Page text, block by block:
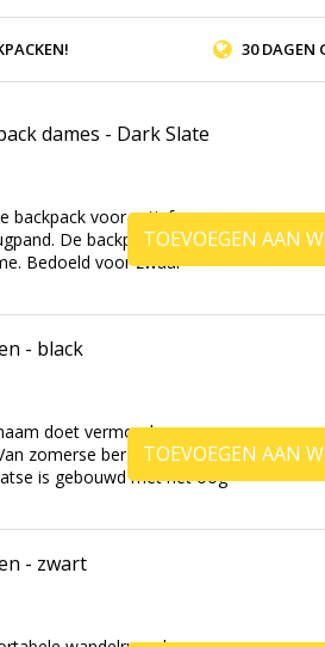
30 DAGEN
dames - Dark Slate
backpack voor actief
De backpack is een
Bedoeld voor zwaar
TOEVOEGEN AAN
- black
doet vermoeden, zeer
zomerse bergtochten tot
is gebouwd met het oog
TOEVOEGEN AAN
- zwart